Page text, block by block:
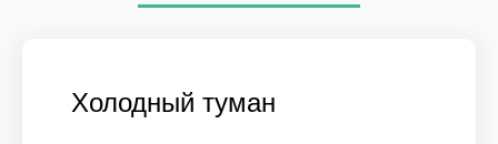
Холодный туман